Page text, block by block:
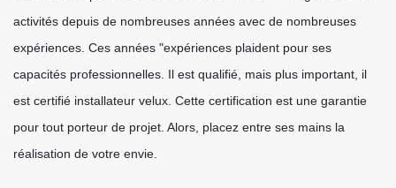
activités depuis de nombreuses années avec de nombreuses
expériences. Ces années "expériences plaident pour ses
capacités professionnelles. Il est qualifié, mais plus important, il
est certifié installateur velux. Cette certification est une garantie
pour tout porteur de projet. Alors, placez entre ses mains la
réalisation de votre envie.